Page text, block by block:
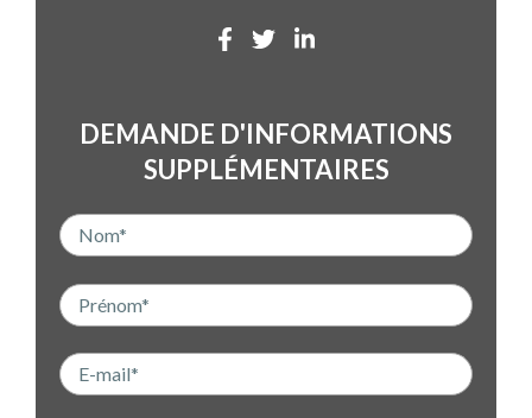
DEMANDE D'INFORMATIONS
SUPPLÉMENTAIRES